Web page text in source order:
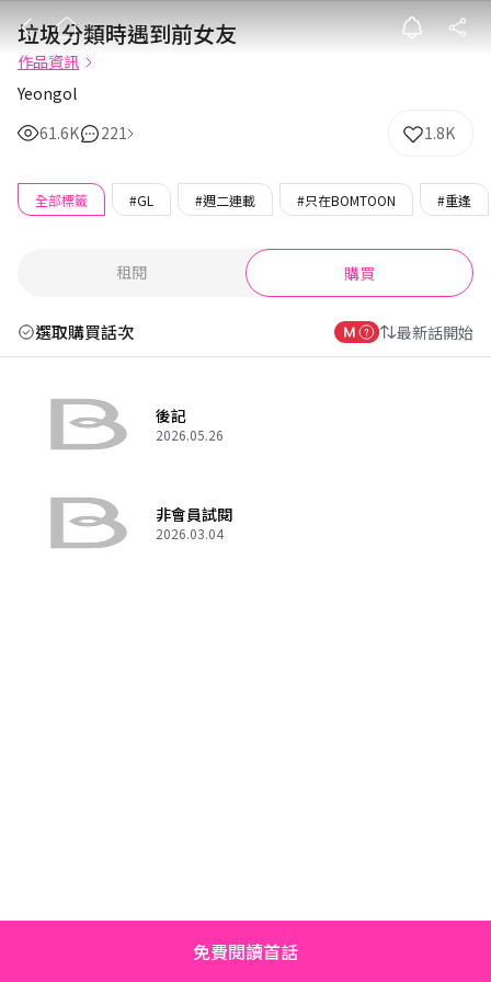
垃圾分類時遇
垃圾分類時遇到前女友
作品資訊
Yeongol
61.6K
221 1.8K
全部標籤 #GL #週二連載 #只在BOMTOON #重逢
租閱 購買
選取購買話次 最新話開始
後記
2026.05.26
非會員試閱
2026.03.04
免費閱讀首話